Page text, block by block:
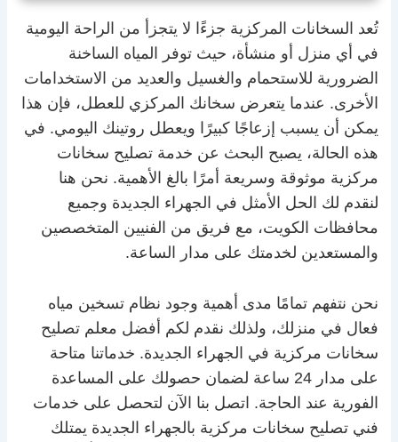
تُعد السخانات المركزية جزءًا لا يتجزأ من الراحة اليومية
في أي منزل أو منشأة، حيث توفر المياه الساخنة
الضرورية للاستحمام والغسيل والعديد من الاستخدامات
الأخرى. عندما يتعرض سخانك المركزي للعطل، فإن هذا
يمكن أن يسبب إزعاجًا كبيرًا ويعطل روتينك اليومي. في
هذه الحالة، يصبح البحث عن خدمة تصليح سخانات
مركزية موثوقة وسريعة أمرًا بالغ الأهمية. نحن هنا
لنقدم لك الحل الأمثل في الجهراء الجديدة وجميع
محافظات الكويت، مع فريق من الفنيين المتخصصين
والمستعدين لخدمتك على مدار الساعة.
نحن نتفهم تمامًا مدى أهمية وجود نظام تسخين مياه
فعال في منزلك، ولذلك نقدم لكم أفضل معلم تصليح
سخانات مركزية في الجهراء الجديدة. خدماتنا متاحة
على مدار 24 ساعة لضمان حصولك على المساعدة
الفورية عند الحاجة. اتصل بنا الآن لتحصل على خدمات
فني تصليح سخانات مركزية بالجهراء الجديدة يمتلك